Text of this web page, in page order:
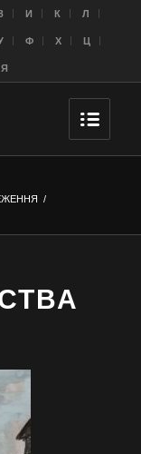
И К Л
Ф Х Ц
Я
/